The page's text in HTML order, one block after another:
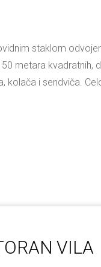
staklom
metara kvadratnih,
kolača i sendviča.
VILA